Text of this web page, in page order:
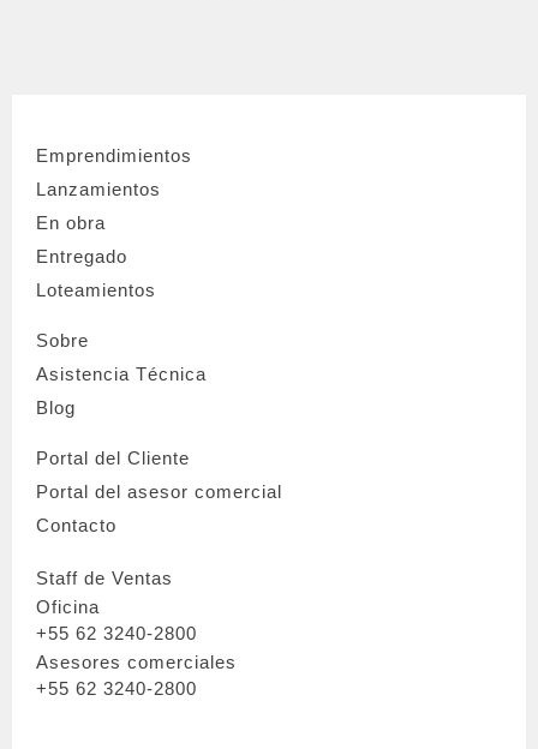
Emprendimientos
Lanzamientos
En obra
Entregado
Loteamientos
Sobre
Asistencia Técnica
Blog
Portal del Cliente
Portal del asesor comercial
Contacto
Staff de Ventas
Oficina
+55 62 3240-2800
Asesores comerciales
+55 62 3240-2800